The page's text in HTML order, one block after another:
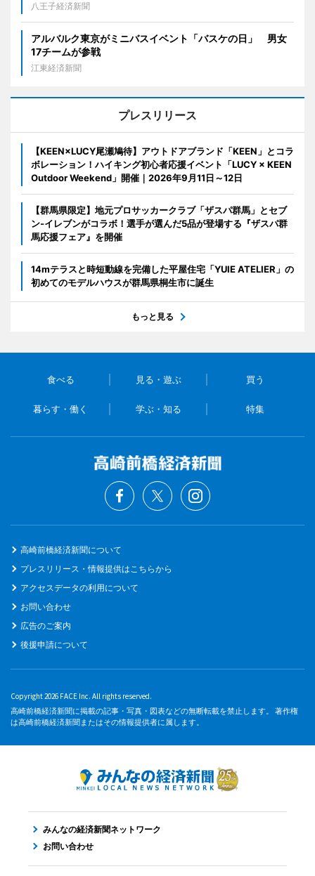
八王子経済新聞
アルバルク東京がミニバスイベント「バスケの日」 男女
17チームが参戦
江東経済新聞
プレスリリース
【KEEN×LUCY尾瀬鳩待】アウトドアブランド「KEEN」とコラ
ボレーション！ハイキング初心者応援イベント「LUCY × KEEN
Outdoor Weekend」開催｜2026年9月11日～12日
【群馬県限定】地元プロサッカークラブ「ザスパ群馬」とセブ
ン‐イレブンがコラボ！選手が選んだ5品が登場する『ザスパ群
馬応援フェア』を開催
14mテラスと時短動線を完備した平屋住宅「YUIE ATELIER」の
初めてのモデルハウスが群馬県桐生市に誕生
もっと見る
食べる 見る・遊ぶ 買う
暮らす・働く 学ぶ・知る 特集
高崎前橋経済新聞について
プレスリリース・情報提供はこちらから
アクセスデータの利用について
お問い合わせ
広告のご案内
後援申請について
Copyright 2026 FACE Inc. All rights reserved.
高崎前橋経済新聞に掲載の記事・写真・図表などの無断転載を禁止します。 著作権
は高崎前橋経済新聞またはその情報提供者に属します。
みんなの経済新聞ネットワーク
お問い合わせ